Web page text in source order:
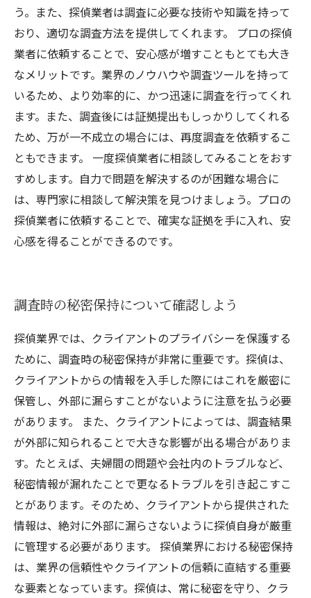
う。また、探偵業者は調査に必要な技術や知識を持って
おり、適切な調査方法を提供してくれます。 プロの探偵
業者に依頼することで、安心感が増すこともとても大き
なメリットです。業界のノウハウや調査ツールを持って
いるため、より効率的に、かつ迅速に調査を行ってくれ
ます。また、調査後には証拠提出もしっかりしてくれる
ため、万が一不成立の場合には、再度調査を依頼するこ
ともできます。 一度探偵業者に相談してみることをおす
すめします。自力で問題を解決するのが困難な場合に
は、専門家に相談して解決策を見つけましょう。プロの
探偵業者に依頼することで、確実な証拠を手に入れ、安
心感を得ることができるのです。
調査時の秘密保持について確認しよう
探偵業界では、クライアントのプライバシーを保護する
ために、調査時の秘密保持が非常に重要です。探偵は、
クライアントからの情報を入手した際にはこれを厳密に
保管し、外部に漏らすことがないように注意を払う必要
があります。 また、クライアントによっては、調査結果
が外部に知られることで大きな影響が出る場合がありま
す。たとえば、夫婦間の問題や会社内のトラブルなど、
秘密情報が漏れたことで更なるトラブルを引き起こすこ
とがあります。そのため、クライアントから提供された
情報は、絶対に外部に漏らさないように探偵自身が厳重
に管理する必要があります。 探偵業界における秘密保持
は、業界の信頼性やクライアントの信頼に直結する重要
な要素となっています。探偵は、常に秘密を守り、クラ